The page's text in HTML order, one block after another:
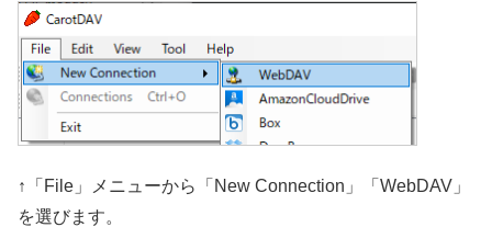
↑「File」メニューから「New Connection」「WebDAV」
を選びます。